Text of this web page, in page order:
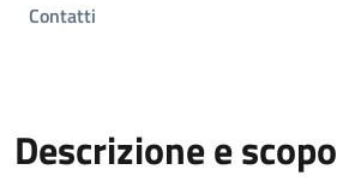
Contatti
Descrizione e scopo